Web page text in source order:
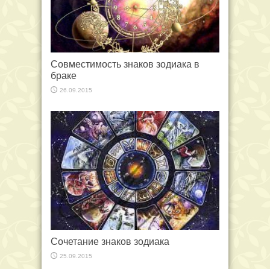
Совместимость знаков зодиака в
браке
26.09.2015
Сочетание знаков зодиака
25.09.2015